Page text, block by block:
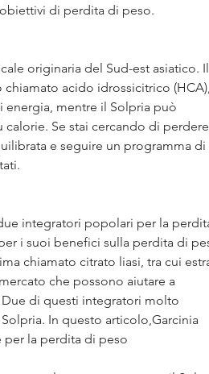
di perdita di peso.
originaria del Sud-est asiatico. Il
acido idrossicitrico
mentre il Solpria può
Se stai cercando di perdere
e seguire un programma di
integratori popolari per la
i suoi benefici sulla perdita di
chiamato citrato liasi, tra cui
che possono aiutare a
di questi integratori molto
In questo articolo,Garcinia
per la perdita di peso